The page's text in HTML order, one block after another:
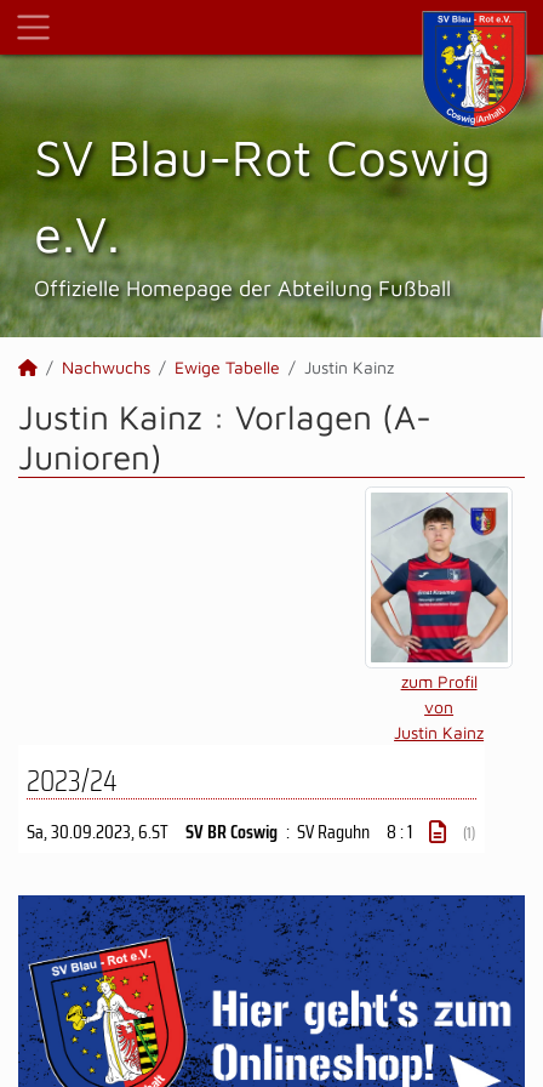
SV Blau-Rot Coswig
e.V.
Offizielle Homepage der Abteilung Fußball
Nachwuchs Ewige Tabelle Justin Kainz
Justin Kainz : Vorlagen (A-
Junioren)
zum Profil
von
Justin Kainz
2023/24
Sa, 30.09.2023, 6.ST SV BR Coswig : SV Raguhn 8 : 1 (1)